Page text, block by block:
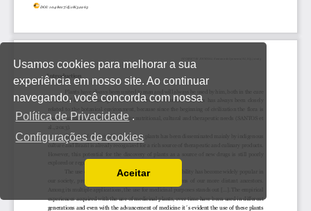
Usamos cookies para melhorar a sua
experiência em nosso site. Ao continuar
navegando, você concorda com nossa
Política de Privacidade .
Configurações de cookies
Você pode desabilitá-los alterando as
Aceitar